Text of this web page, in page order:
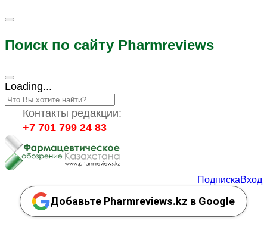
Поиск по сайту Pharmreviews
Loading...
Контакты редакции:
+7 701 799 24 83
ПодпискаВход
Добавьте Pharmreviews.kz в Google